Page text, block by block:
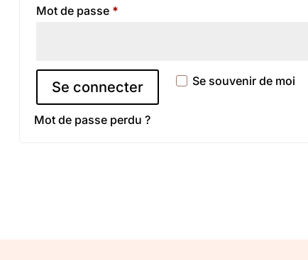
Mot de passe *Obligatoire
Se souvenir de moi
Se connecter
Mot de passe perdu ?